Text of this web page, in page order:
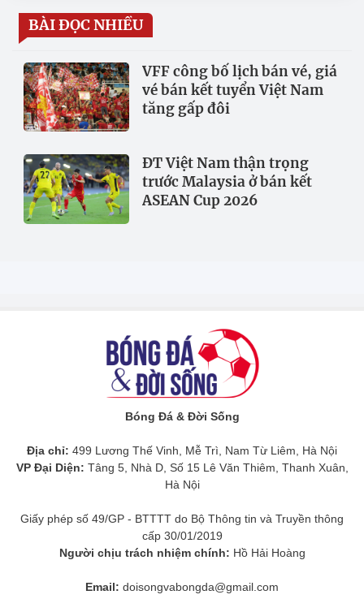
BÀI ĐỌC NHIỀU
VFF công bố lịch bán vé, giá
vé bán kết tuyển Việt Nam
tăng gấp đôi
ĐT Việt Nam thận trọng
trước Malaysia ở bán kết
ASEAN Cup 2026
Bóng Đá & Đời Sống
Địa chỉ: 499 Lương Thế Vinh, Mễ Trì, Nam Từ Liêm, Hà Nội
VP Đại Diện: Tâng 5, Nhà D, Số 15 Lê Văn Thiêm, Thanh Xuân,
Hà Nội
Giấy phép số 49/GP - BTTTT do Bộ Thông tin và Truyền thông
cấp 30/01/2019
Người chịu trách nhiệm chính: Hồ Hải Hoàng
Email: doisongvabongda@gmail.com